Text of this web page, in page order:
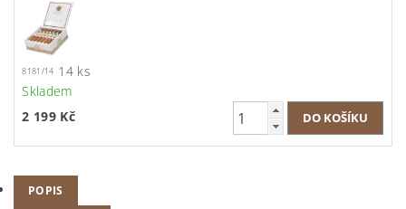
8181/14 14 ks
Skladem
2 199 Kč
POPIS